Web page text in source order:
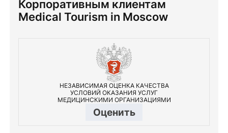
Корпоративным клиентам
Medical Tourism in Moscow
НЕЗАВИСИМАЯ ОЦЕНКА КАЧЕСТВА
УСЛОВИЙ ОКАЗАНИЯ УСЛУГ
МЕДИЦИНСКИМИ ОРГАНИЗАЦИЯМИ
Оценить